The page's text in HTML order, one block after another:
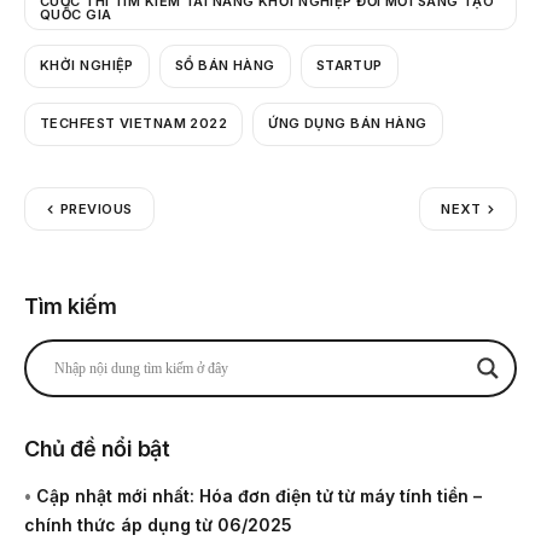
QUỐC GIA
KHỞI NGHIỆP SỔ BÁN HÀNG STARTUP
TECHFEST VIETNAM 2022 ỨNG DỤNG BÁN HÀNG
PREVIOUS NEXT
Tìm kiếm
Chủ đề nổi bật
• Cập nhật mới nhất: Hóa đơn điện tử từ máy tính tiền –
chính thức áp dụng từ 06/2025